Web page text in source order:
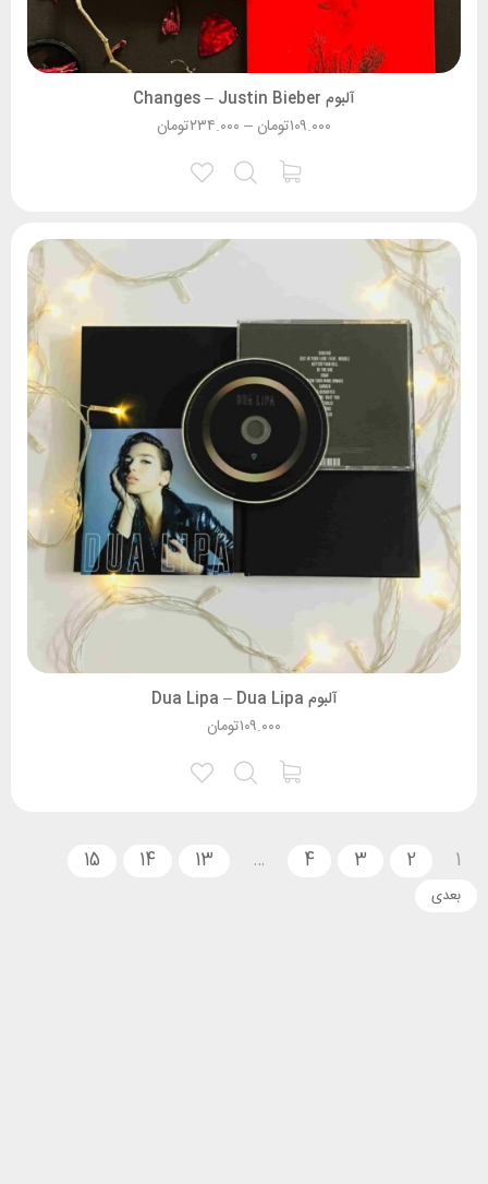
آلبوم Changes – Justin Bieber
تومان۱۰۹.۰۰۰ – تومان۲۳۴.۰۰۰
آلبوم Dua Lipa – Dua Lipa
تومان۱۰۹.۰۰۰
1
2
3
4
…
13
14
15